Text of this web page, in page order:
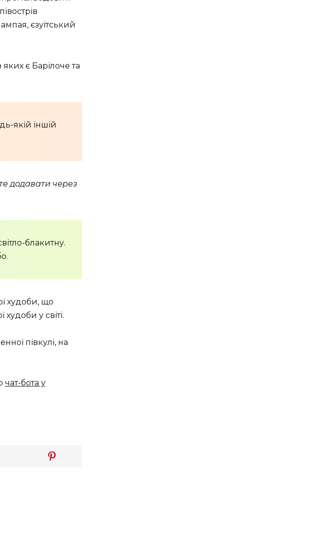
єзуїтський
є Барілоче та
якій іншій
додавати через
блакитну.
худоби, що
у світі.
півкулі, на
чат-бота у